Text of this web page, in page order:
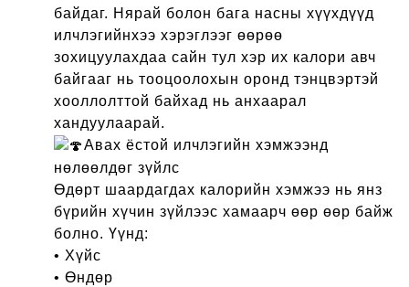
байдаг. Нярай болон бага насны хүүхдүүд
илчлэгийнхээ хэрэглээг өөрөө
зохицуулахдаа сайн тул хэр их калори авч
байгааг нь тооцоолохын оронд тэнцвэртэй
хооллолттой байхад нь анхаарал
хандуулаарай.
Авах ёстой илчлэгийн хэмжээнд
нөлөөлдөг зүйлс
Өдөрт шаардагдах калорийн хэмжээ нь янз
бүрийн хүчин зүйлээс хамаарч өөр өөр байж
болно. Үүнд:
• Хүйс
• Өндөр